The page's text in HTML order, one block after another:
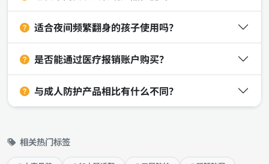
适合夜间频繁翻身的孩子使用吗？
是否能通过医疗报销账户购买？
与成人防护产品相比有什么不同？
相关热门标签